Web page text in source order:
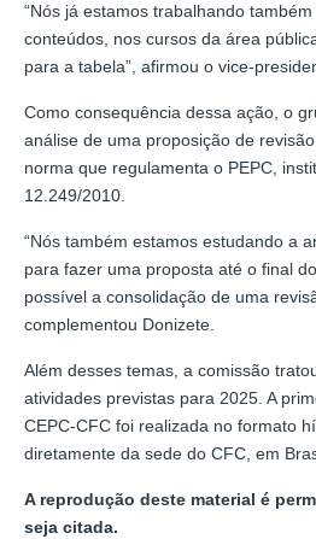
“Nós já estamos trabalhando
conteúdos, nos cursos da área
para a tabela”, afirmou o vice-
Como consequência dessa ação, o
análise de uma proposição de
norma que regulamenta o PEPC,
12.249/2010.
“Nós também estamos estudando a
para fazer uma proposta até o final
possível a consolidação de uma
complementou Donizete.
Além desses temas, a comissão
atividades previstas para 2025. A
CEPC-CFC foi realizada no formato
diretamente da sede do CFC, em
A reprodução deste material é
seja citada.